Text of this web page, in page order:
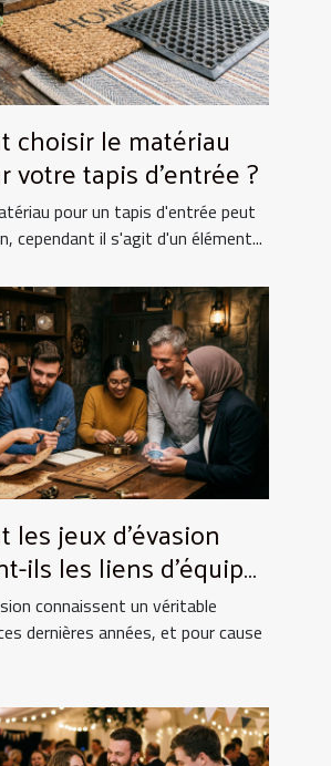
choisir le matériau
votre tapis d'entrée ?
pour un tapis d'entrée peut
cependant il s'agit d'un élément...
les jeux d'évasion
ils les liens d'équipe
connaissent un véritable
dernières années, et pour cause